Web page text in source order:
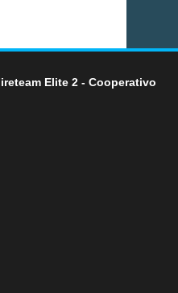
Elite 2 - Cooperativo